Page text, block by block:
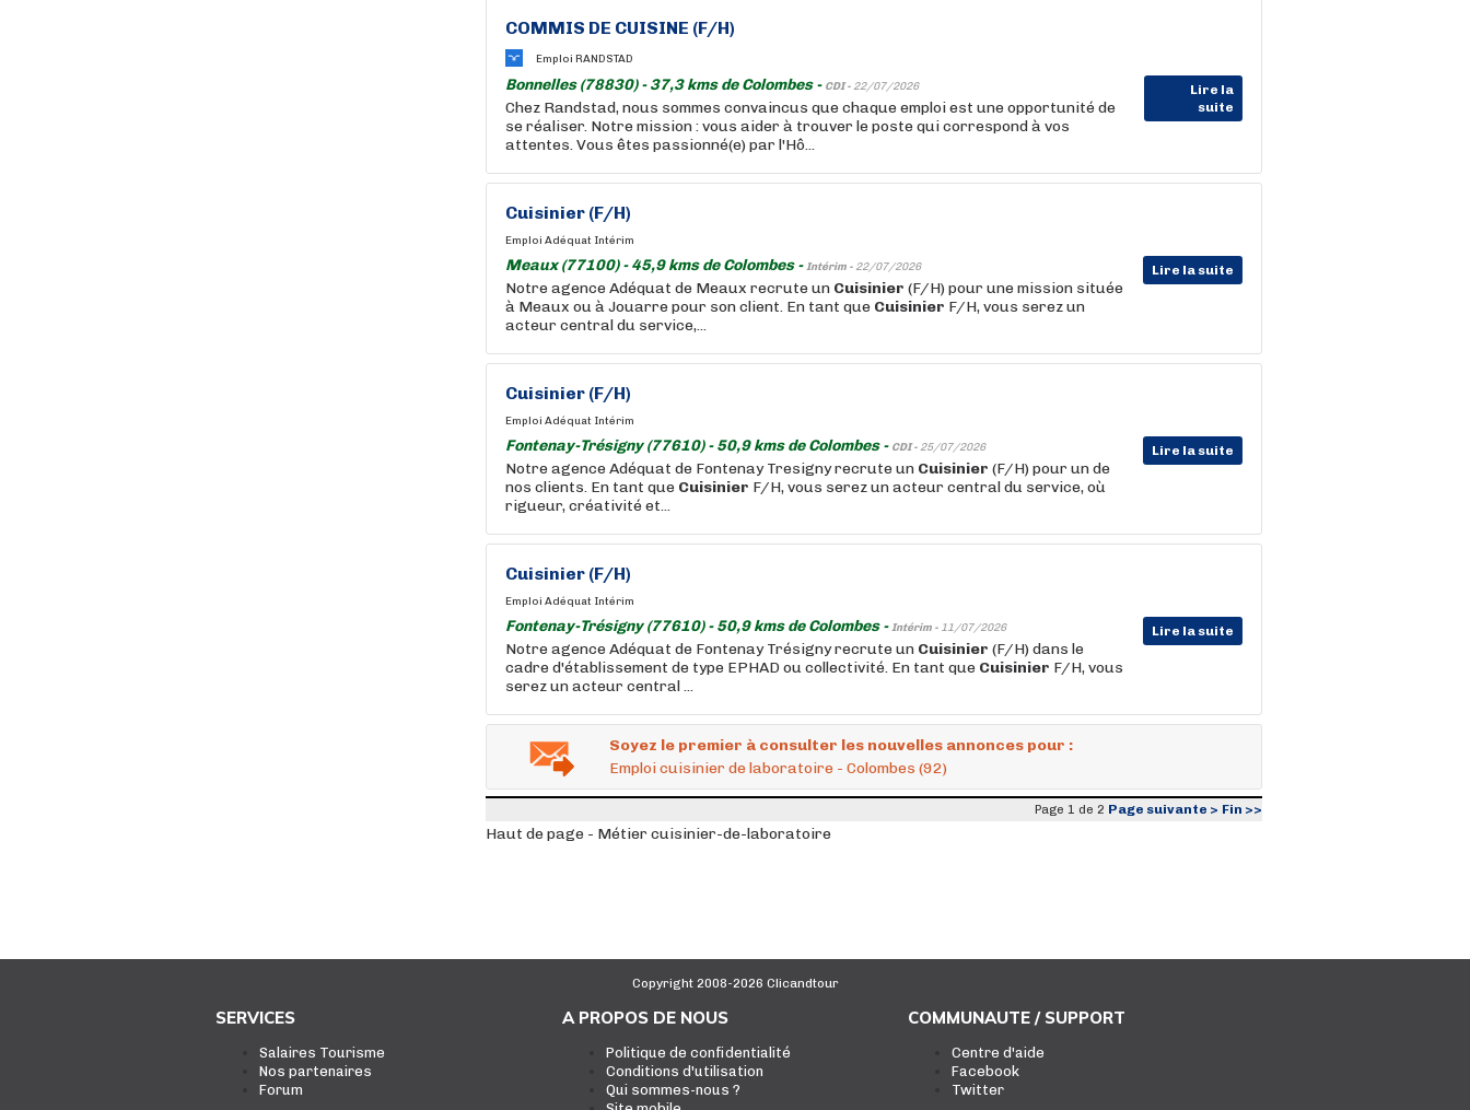
COMMIS DE CUISINE (F/H)
Emploi RANDSTAD
Bonnelles (78830) - 37,3 kms de Colombes - CDI - 22/07/2026
Lire la
suite
Chez Randstad, nous sommes convaincus que chaque emploi est une opportunité de
se réaliser. Notre mission : vous aider à trouver le poste qui correspond à vos
attentes. Vous êtes passionné(e) par l'Hô...
Cuisinier (F/H)
Emploi Adéquat Intérim
Meaux (77100) - 45,9 kms de Colombes -Intérim - 22/07/2026 Lire la suite
Notre agence Adéquat de Meaux recrute un Cuisinier (F/H) pour une mission située
à Meaux ou à Jouarre pour son client. En tant que Cuisinier F/H, vous serez un
acteur central du service,...
Cuisinier (F/H)
Emploi Adéquat Intérim
Fontenay-Trésigny (77610) - 50,9 kms de Colombes - CDI - 25/07/2026 Lire la suite
Notre agence Adéquat de Fontenay Tresigny recrute un Cuisinier (F/H) pour un de
nos clients. En tant que Cuisinier F/H, vous serez un acteur central du service, où
rigueur, créativité et...
Cuisinier (F/H)
Emploi Adéquat Intérim
Fontenay-Trésigny (77610) - 50,9 kms de Colombes -Intérim - 11/07/2026 Lire la suite
Notre agence Adéquat de Fontenay Trésigny recrute un Cuisinier (F/H) dans le
cadre d'établissement de type EPHAD ou collectivité. En tant que Cuisinier F/H, vous
serez un acteur central ...
Soyez le premier à consulter les nouvelles annonces pour :
Emploi cuisinier de laboratoire - Colombes (92)
Page 1 de 2 Page suivante > Fin >>
Haut de page - Métier cuisinier-de-laboratoire
Copyright 2008-2026 Clicandtour
SERVICES
Salaires Tourisme
Nos partenaires
Forum
A PROPOS DE NOUS
Politique de confidentialité
Conditions d'utilisation
Qui sommes-nous ?
COMMUNAUTE / SUPPORT
Centre d'aide
Facebook
Twitter